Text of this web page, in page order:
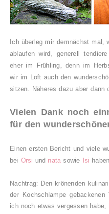
Ich überleg mir demnächst mal,
ablaufen wird, generell
eher im Frühling, denn im
wir im Loft auch den
sitzen. Näheres dazu aber dann
Vielen Dank noch
für den
Einen ersten Bericht und viele
bei Orsi und nata sowie Isi
Nachtrag: Den krönenden
der Kochschlampe
ich noch etwas vergessen